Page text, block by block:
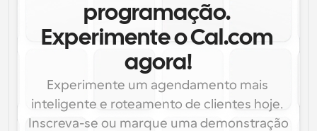
programação.
Experimente o Cal.com
agora!
Experimente um agendamento mais
inteligente e roteamento de clientes hoje.
Inscreva-se ou marque uma demonstração